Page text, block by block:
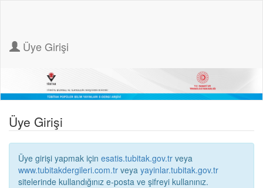
Üye Girişi
Üye Girişi
Üye girişi yapmak için esatis.tubitak.gov.tr veya
www.tubitakdergileri.com.tr veya yayinlar.tubitak.gov.tr
sitelerinde kullandığınız e-posta ve şifreyi kullanınız.